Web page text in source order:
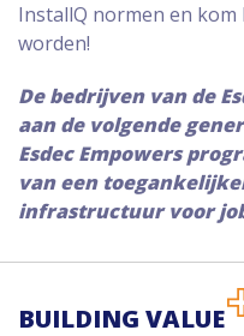
InstallQ normen en
worden!
De bedrijven van de
aan de volgende
Esdec Empowers
van een
infrastructuur voor
BUILDING VALUE